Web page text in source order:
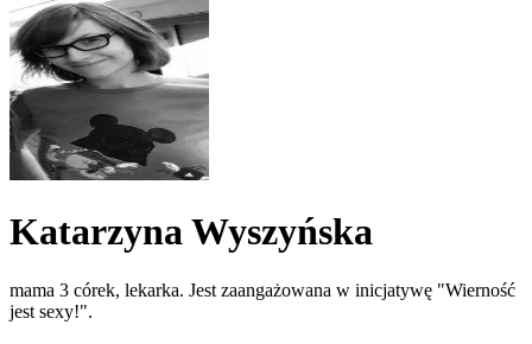
Katarzyna Wyszyńska
mama 3 córek, lekarka. Jest zaangażowana w inicjatywę "Wierność
jest sexy!".